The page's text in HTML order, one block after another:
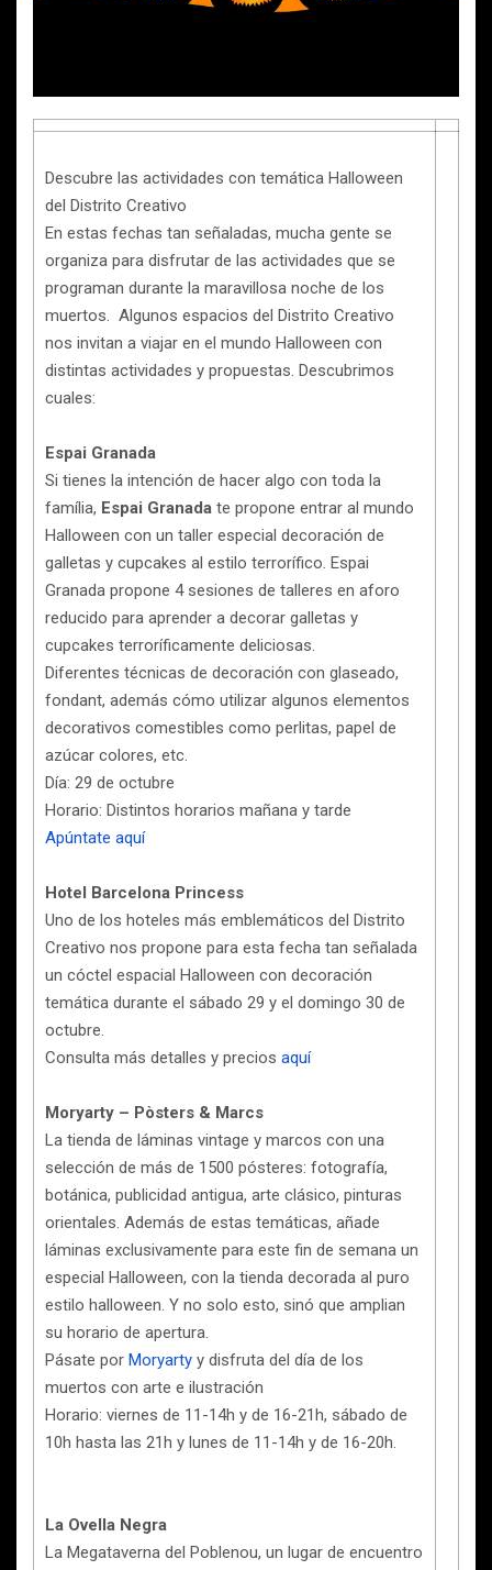
Descubre las actividades con temática Halloween
del Distrito Creativo
En estas fechas tan señaladas, mucha gente se
organiza para disfrutar de las actividades que se
programan durante la maravillosa noche de los
muertos. Algunos espacios del Distrito Creativo
nos invitan a viajar en el mundo Halloween con
distintas actividades y propuestas. Descubrimos
cuales:
Espai Granada
Si tienes la intención de hacer algo con toda la
família, Espai Granada te propone entrar al mundo
Halloween con un taller especial decoración de
galletas y cupcakes al estilo terrorífico. Espai
Granada propone 4 sesiones de talleres en aforo
reducido para aprender a decorar galletas y
cupcakes terroríficamente deliciosas.
Diferentes técnicas de decoración con glaseado,
fondant, además cómo utilizar algunos elementos
decorativos comestibles como perlitas, papel de
azúcar colores, etc.
Día: 29 de octubre
Horario: Distintos horarios mañana y tarde
Apúntate aquí
Hotel Barcelona Princess
Uno de los hoteles más emblemáticos del Distrito
Creativo nos propone para esta fecha tan señalada
un cóctel espacial Halloween con decoración
temática durante el sábado 29 y el domingo 30 de
octubre.
Consulta más detalles y precios aquí
Moryarty – Pòsters & Marcs
La tienda de láminas vintage y marcos con una
selección de más de 1500 pósteres: fotografía,
botánica, publicidad antigua, arte clásico, pinturas
orientales. Además de estas temáticas, añade
láminas exclusivamente para este fin de semana un
especial Halloween, con la tienda decorada al puro
estilo halloween. Y no solo esto, sinó que amplian
su horario de apertura.
Pásate por Moryarty y disfruta del día de los
muertos con arte e ilustración
Horario: viernes de 11-14h y de 16-21h, sábado de
10h hasta las 21h y lunes de 11-14h y de 16-20h.
La Ovella Negra
La Megataverna del Poblenou, un lugar de encuentro